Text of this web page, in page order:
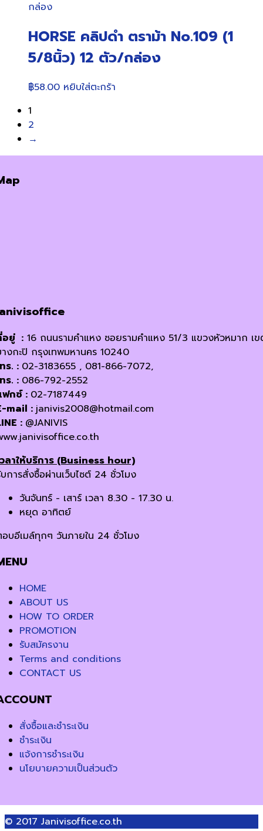
HORSE คลิปดำ ตราม้า No.109 (1
5/8นิ้ว) 12 ตัว/กล่อง
฿58.00 หยิบใส่ตะกร้า
1
2
→
อยู่ : 16 ถนนรามคำแหง ซอยรามคำแหง 51/3 แขวงหัวหมาก เ
งกะปิ กรุงเทพมหานคร 10240
ร. : 02-3183655 , 081-866-7072,
ร. : 086-792-2552
กซ์ : 02-7187449
mail : janivis2008@hotmail.com
: @JANIVIS
ลาให้บริการ (Business hour)
การสั่งซื้อผ่านเว็บไซต์ 24 ชั่วโมง
วันจันทร์ - เสาร์ เวลา 8.30 - 17.30 น.
หยุด อาทิตย์
บอีเมล์ทุกๆ วันภายใน 24 ชั่วโมง
HOME
ABOUT US
HOW TO ORDER
PROMOTION
รับสมัครงาน
Terms and conditions
CONTACT US
สั่งซื้อและชำระเงิน
ชำระเงิน
แจ้งการชำระเงิน
นโยบายความเป็นส่วนตัว
© 2017 Janivisoffice.co.th